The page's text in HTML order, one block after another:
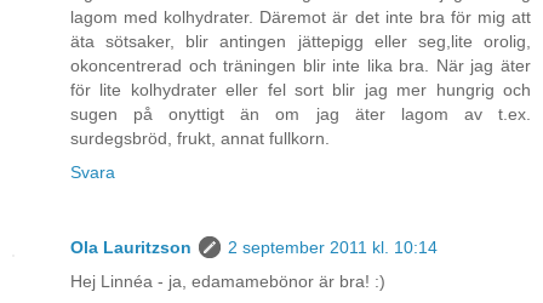
lagom med kolhydrater. Däremot är det inte bra för mig att
äta sötsaker, blir antingen jättepigg eller seg,lite orolig,
okoncentrerad och träningen blir inte lika bra. När jag äter
för lite kolhydrater eller fel sort blir jag mer hungrig och
sugen på onyttigt än om jag äter lagom av t.ex.
surdegsbröd, frukt, annat fullkorn.
Svara
Ola Lauritzson
2 september 2011 kl. 10:14
Hej Linnéa - ja, edamamebönor är bra! :)